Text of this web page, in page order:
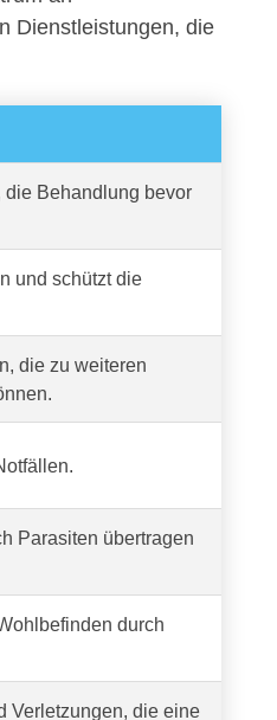
Dienstleistungen, die
die Behandlung bevor
und schützt die
die zu weiteren
Parasiten übertragen
durch
Verletzungen, die eine